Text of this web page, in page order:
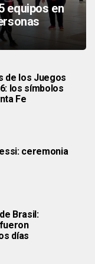
equipos en
de los Juegos
los símbolos
Fe
ceremonia
Brasil:
días